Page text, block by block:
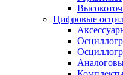
Цифровые